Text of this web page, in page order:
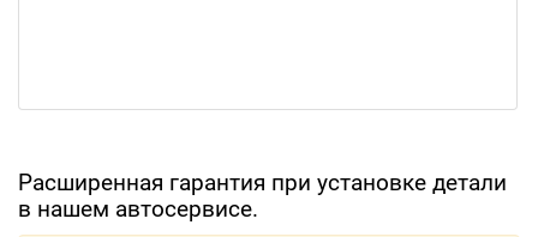
Расширенная гарантия при установке детали
в нашем автосервисе.